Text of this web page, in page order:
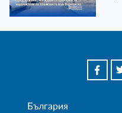
България